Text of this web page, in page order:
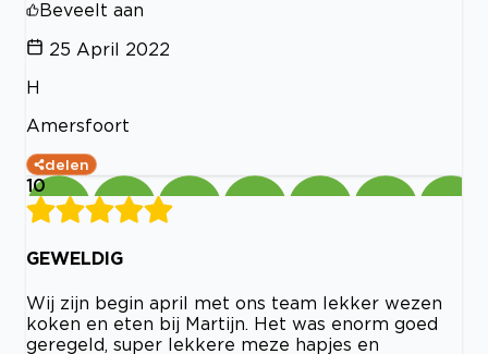
Beveelt aan
25 April 2022
H
Amersfoort
delen
10
GEWELDIG
Wij zijn begin april met ons team lekker wezen
koken en eten bij Martijn. Het was enorm goed
geregeld, super lekkere meze hapjes en